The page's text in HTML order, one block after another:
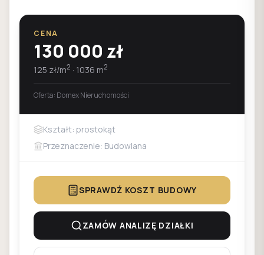
CENA
130 000 zł
125 zł/m2 · 1036 m2
Oferta: Domex Nieruchomości
Kształt: prostokąt
Przeznaczenie: Budowlana
SPRAWDŹ KOSZT BUDOWY
ZAMÓW ANALIZĘ DZIAŁKI